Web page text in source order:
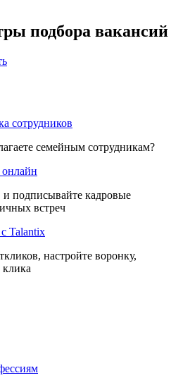
подбора вакансий
сотрудников
семейным сотрудникам?
и подписывайте кадровые
встреч
Talantix
настройте воронку,
клика